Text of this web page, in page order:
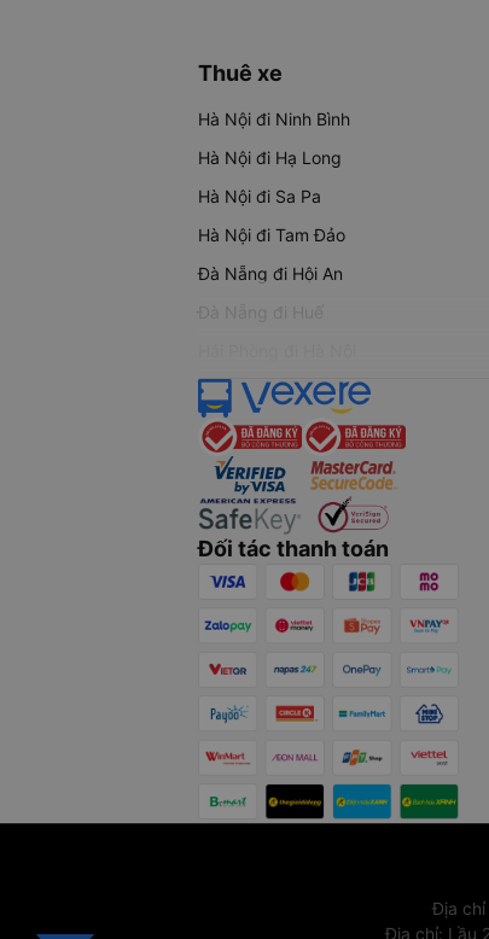
Thuê xe
Hà Nội đi Ninh Bình
Hà Nội đi Hạ Long
Hà Nội đi Sa Pa
Hà Nội đi Tam Đảo
Đà Nẵng đi Hội An
Đà Nẵng đi Huế
Đối tác thanh toán
Địa chỉ
Địa chỉ: Lầu